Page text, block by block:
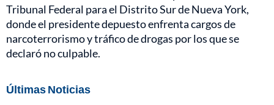
Tribunal Federal para el Distrito Sur de Nueva York,
donde el presidente depuesto enfrenta cargos de
narcoterrorismo y tráfico de drogas por los que se
declaró no culpable.
Últimas Noticias